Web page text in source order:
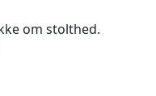
om stolthed.